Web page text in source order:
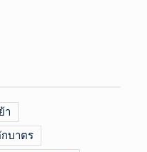
า
บาตร